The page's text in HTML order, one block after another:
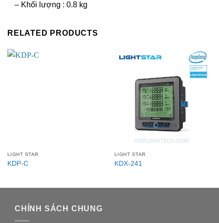
– Khối lượng : 0.8 kg
RELATED PRODUCTS
LIGHT STAR
KDP-C
LIGHT STAR
KDX-241
CHÍNH SÁCH CHUNG